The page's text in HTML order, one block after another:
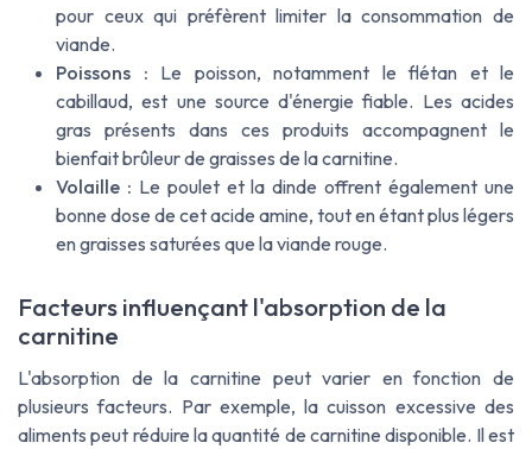
pour ceux qui préfèrent limiter la consommation de
viande.
Poissons : Le poisson, notamment le flétan et le
cabillaud, est une source d'énergie fiable. Les acides
gras présents dans ces produits accompagnent le
bienfait brûleur de graisses de la carnitine.
Volaille : Le poulet et la dinde offrent également une
bonne dose de cet acide amine, tout en étant plus légers
en graisses saturées que la viande rouge.
Facteurs influençant l'absorption de la
carnitine
L'absorption de la carnitine peut varier en fonction de
plusieurs facteurs. Par exemple, la cuisson excessive des
aliments peut réduire la quantité de carnitine disponible. Il est